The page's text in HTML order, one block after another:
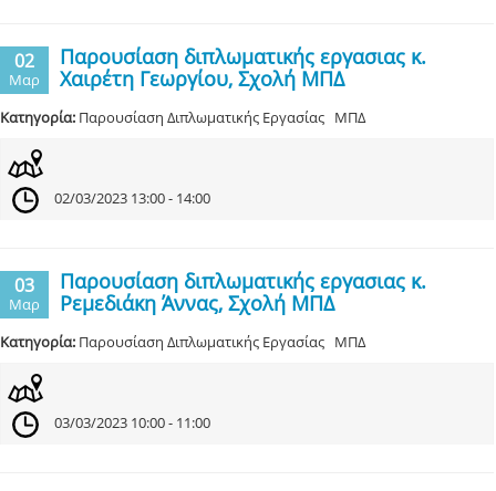
02
Μαρ
Παρουσίαση διπλωματικής εργασιας κ.
Χαιρέτη Γεωργίου, Σχολή ΜΠΔ
Κατηγορία: Παρουσίαση Διπλωματικής Εργασίας ΜΠΔ
02/03/2023 13:00 - 14:00
03
Μαρ
Παρουσίαση διπλωματικής εργασιας κ.
Ρεμεδιάκη Άννας, Σχολή ΜΠΔ
Κατηγορία: Παρουσίαση Διπλωματικής Εργασίας ΜΠΔ
03/03/2023 10:00 - 11:00